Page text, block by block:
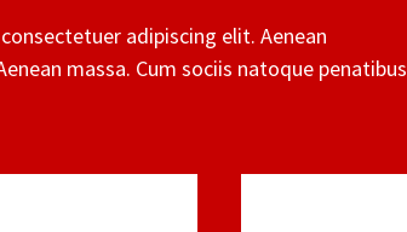
adipiscing elit. Aenean
massa. Cum sociis natoque penatibus